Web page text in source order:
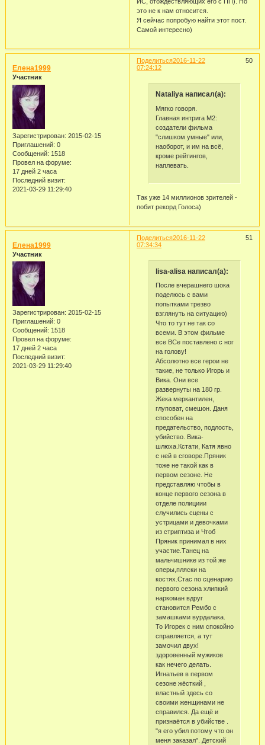
это не к нам относится.
Я сейчас попробую найти этот пост.
Самой интересно)
Поделиться 50
2016-11-22
07:24:12
Елена1999
Участник
Зарегистрирован: 2015-02-15
Приглашений: 0
Сообщений: 1518
Провел на форуме:
17 дней 2 часа
Последний визит:
2021-03-29 11:29:40
Nataliya написал(а):
Мягко говоря.
Главная интрига М2:
создатели фильма
"слишком умные" или,
наоборот, и им на всё,
кроме рейтингов,
наплевать.
Так уже 14 миллионов зрителей -
побит рекорд Голоса)
Поделиться 51
2016-11-22
07:34:34
Елена1999
Участник
Зарегистрирован: 2015-02-15
Приглашений: 0
Сообщений: 1518
Провел на форуме:
17 дней 2 часа
Последний визит:
2021-03-29 11:29:40
lisa-alisa написал(а):
После вчерашнего шока
поделюсь с вами
попытками трезво
взглянуть на ситуацию)
Что то тут не так со
всеми. В этом фильме
все ВСе поставлено с ног
на голову!
Абсолютно все герои не
такие, не только Игорь и
Вика. Они все
развернуты на 180 гр.
Жека меркантилен,
глуповат, смешон. Даня
способен на
предательство, подлость,
убийство. Вика-
шлюха.Кстати, Катя явно
с ней в сговоре.Пряник
тоже не такой как в
первом сезоне. Не
представляю чтобы в
конце первого сезона в
отделе полициии
случились сцены с
устрицами и девочками
из стриптиза и Чтоб
Пряник принимал в них
участие.Танец на
мальчишнике из той же
оперы,пляски на
костях.Стас по сценарию
первого сезона хлипкий
наркоман вдруг
становится Рембо с
замашками вурдалака.
То Игорек с ним спокойно
справляется, а тут
замочил двух!
здоровенный мужиков
как нечего делать.
Игнатьев в первом
сезоне жёсткий ,
властный здесь со
своими женщинами не
справился. Да ещё и
признаётся в убийстве .
"я его убил потому что он
меня заказал". Детский